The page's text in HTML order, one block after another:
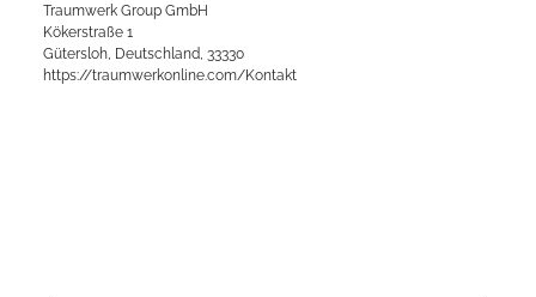
Traumwerk Group GmbH
Kökerstraße 1
Gütersloh, Deutschland, 33330
https://traumwerkonline.com/Kontakt